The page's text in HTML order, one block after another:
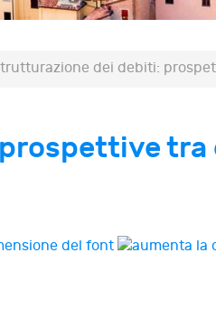
dei debiti:
del font